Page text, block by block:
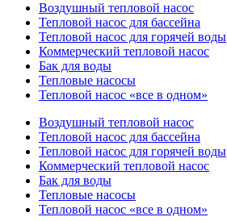
Воздушный тепловой насос
Тепловой насос для бассейна
Тепловой насос для горячей воды
Коммерческий тепловой насос
Бак для воды
Тепловые насосы
Тепловой насос «все в одном»
Воздушный тепловой насос
Тепловой насос для бассейна
Тепловой насос для горячей воды
Коммерческий тепловой насос
Бак для воды
Тепловые насосы
Тепловой насос «все в одном»